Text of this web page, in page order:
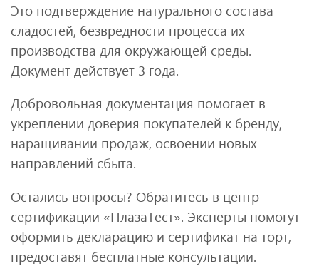
Это подтверждение натурального состава
сладостей, безвредности процесса их
производства для окружающей среды.
Документ действует 3 года.
Добровольная документация помогает в
укреплении доверия покупателей к бренду,
наращивании продаж, освоении новых
направлений сбыта.
Остались вопросы? Обратитесь в центр
сертификации «ПлазаТест». Эксперты помогут
оформить декларацию и сертификат на торт,
предоставят бесплатные консультации.